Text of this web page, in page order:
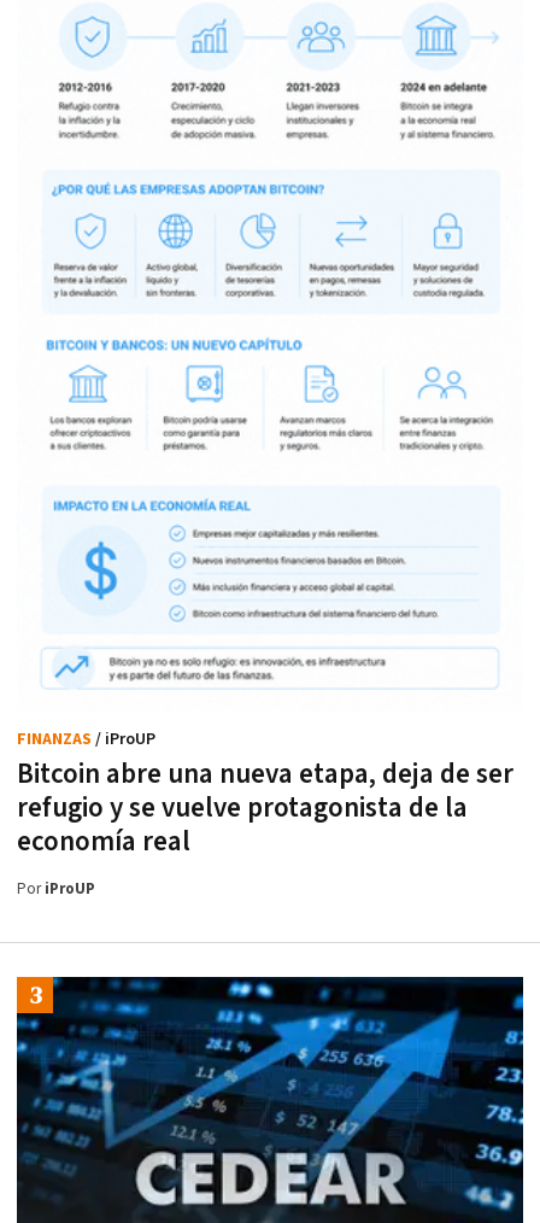
Bitcoin abre una nueva etapa, deja de ser
refugio y se vuelve protagonista de la
economía real
FINANZAS / iProUP
PoriProUP